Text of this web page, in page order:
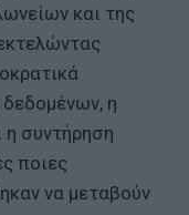
και της
η
η συντήρηση
ποιες
να μεταβούν